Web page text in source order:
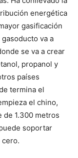
energética
gasificación
va a
se va a crear
propanol y
países
termina el
el chino,
de 1.300 metros
soportar
cero.